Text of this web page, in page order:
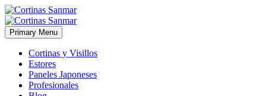
Primary Menu
Cortinas y Visillos
Estores
Paneles Japoneses
Profesionales